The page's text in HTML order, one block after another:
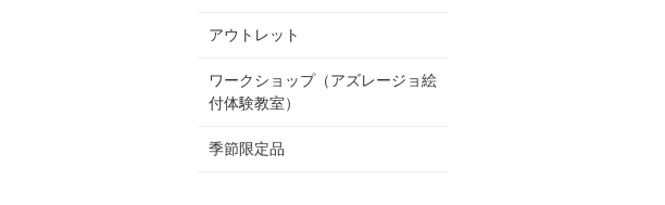
アウトレット
ワークショップ（アズレージョ絵
付体験教室）
季節限定品